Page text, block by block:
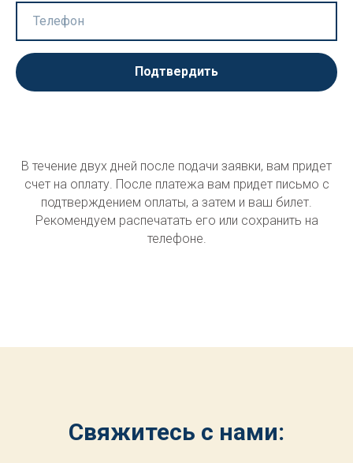
Подтвердить
В течение двух дней после подачи заявки, вам придет
счет на оплату. После платежа вам придет письмо с
подтверждением оплаты, а затем и ваш билет.
Рекомендуем распечатать его или сохранить на
телефоне.
Свяжитесь с нами: